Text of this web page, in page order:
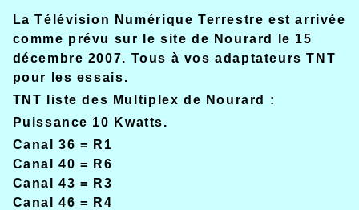
La Télévision Numérique Terrestre est arrivée
comme prévu sur le site de Nourard le 15
décembre 2007. Tous à vos adaptateurs TNT
pour les essais.
TNT liste des Multiplex de Nourard :
Puissance 10 Kwatts.
Canal 36 = R1
Canal 40 = R6
Canal 43 = R3
Canal 46 = R4